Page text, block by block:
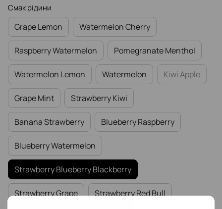
Смак рідини
Grape Lemon Watermelon Cherry
Raspberry Watermelon Pomegranate Menthol
Watermelon Lemon Watermelon Kiwi Apple
Grape Mint Strawberry Kiwi
Banana Strawberry Blueberry Raspberry
Blueberry Watermelon
Strawberry Blueberry Blackberry
Strawberry Grape Strawberry Red Bull